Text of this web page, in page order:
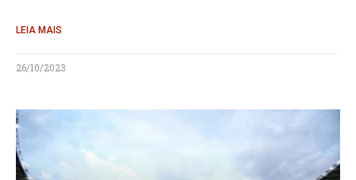
LEIA MAIS
26/10/2023